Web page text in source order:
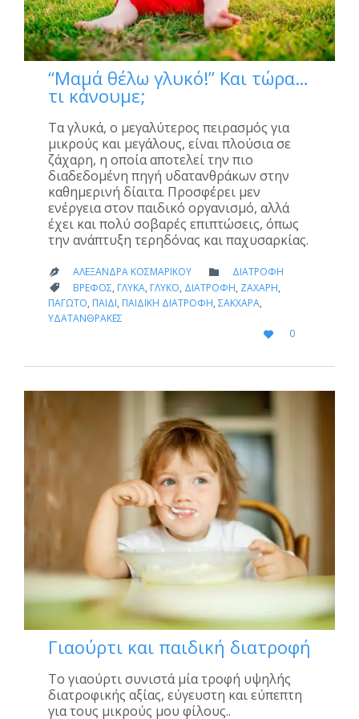
“Μαμά θέλω γλυκό!” Και τώρα…
τι κάνουμε;
Τα γλυκά, ο μεγαλύτερος πειρασμός για
μικρούς και μεγάλους, είναι πλούσια σε
ζάχαρη, η οποία αποτελεί την πιο
διαδεδομένη πηγή υδατανθράκων στην
καθημερινή δίαιτα. Προσφέρει μεν
ενέργεια στον παιδικό οργανισμό, αλλά
έχει και πολύ σοβαρές επιπτώσεις, όπως
την ανάπτυξη τερηδόνας και παχυσαρκίας.
 ΑΛΕΞΆΝΔΡΑ ΚΟΣΜΑΡΊΚΟΥ  CATEGORY
ΔΙΑΤΡΟΦΉ
 CATEGORY
ΒΡΈΦΟΣ, ΓΛΥΚΆ, ΓΛΥΚΌ, ΔΙΑΤΡΟΦΉ, ΖΆΧΑΡΗ,
ΠΑΓΩΤΌ, ΠΑΙΔΊ, ΠΑΙΔΙΚΉ ΔΙΑΤΡΟΦΉ, ΣΆΚΧΑΡΑ,
ΥΔΑΤΆΝΘΡΑΚΕΣ

LOVE
IT
0
Γιαούρτι και παιδική διατροφή
Το γιαούρτι συνιστά μία τροφή υψηλής
διατροφικής αξίας, εύγευστη και εύπεπτη
για τους μικρούς μου φίλους..